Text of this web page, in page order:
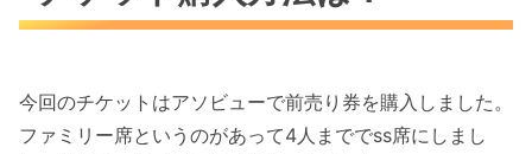
今回のチケットはアソビューで前売り券を購入しました。
ファミリー席というのがあって4人まででss席にしまし